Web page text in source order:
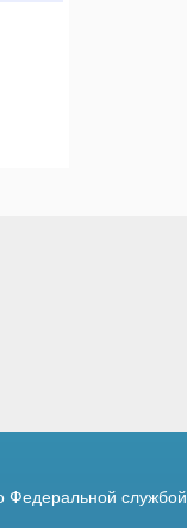
Федеральной службой